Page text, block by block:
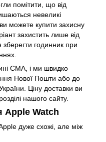
помітити, що від
невеликі
можете купити захисну
захистить лише від
годинник при
СМА, і ми швидко
Нової Пошти або до
Ціну доставки ви
нашого сайту.
Apple Watch
дуже схожі, але між